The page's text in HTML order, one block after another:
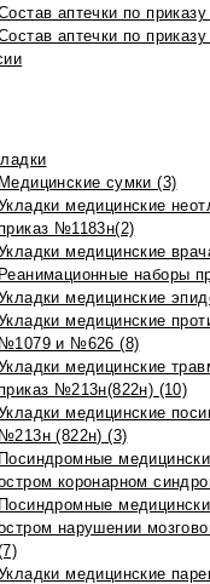
аптечки по
аптечки по
Медицинские сумки (3)
медицинские
№1183н(2)
медицинские
Реанимационные наборы
медицинские
медицинские
№1079 и №626 (8)
медицинские
№213н(822н) (10)
медицинские
№213н (822н) (3)
Посиндромные
коронарном
Посиндромные
нарушении
медицинские